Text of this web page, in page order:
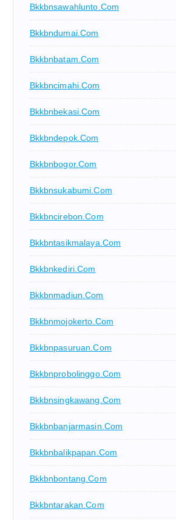
Bkkbnsawahlunto.com
Bkkbndumai.com
Bkkbnbatam.com
Bkkbncimahi.com
Bkkbnbekasi.com
Bkkbndepok.com
Bkkbnbogor.com
Bkkbnsukabumi.com
Bkkbncirebon.com
Bkkbntasikmalaya.com
Bkkbnkediri.com
Bkkbnmadiun.com
Bkkbnmojokerto.com
Bkkbnpasuruan.com
Bkkbnprobolinggo.com
Bkkbnsingkawang.com
Bkkbnbanjarmasin.com
Bkkbnbalikpapan.com
Bkkbnbontang.com
Bkkbntarakan.com